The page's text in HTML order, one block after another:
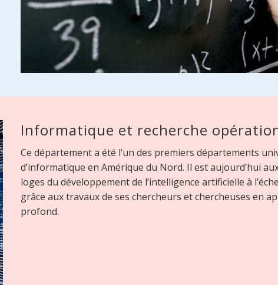
Informatique et recherche
Ce département a été l’un des premiers départements
d’informatique en Amérique du Nord. Il est aujourd’hui
loges du développement de l’intelligence artificielle à
grâce aux travaux de ses chercheurs et chercheuses en
profond.